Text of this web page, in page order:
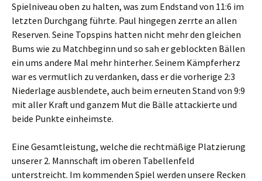
Spielniveau oben zu halten, was zum Endstand von 11:6 im
letzten Durchgang führte. Paul hingegen zerrte an allen
Reserven. Seine Topspins hatten nicht mehr den gleichen
Bums wie zu Matchbeginn und so sah er geblockten Bällen
ein ums andere Mal mehr hinterher. Seinem Kämpferherz
war es vermutlich zu verdanken, dass er die vorherige 2:3
Niederlage ausblendete, auch beim erneuten Stand von 9:9
mit aller Kraft und ganzem Mut die Bälle attackierte und
beide Punkte einheimste.
Eine Gesamtleistung, welche die rechtmäßige Platzierung
unserer 2. Mannschaft im oberen Tabellenfeld
unterstreicht. Im kommenden Spiel werden unsere Recken